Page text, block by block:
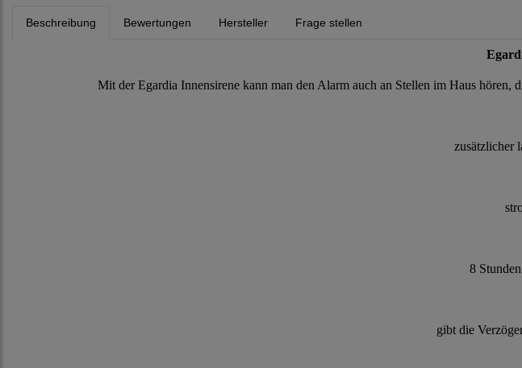
Beschreibung Bewertungen Hersteller Frage stellen
Mit der Egardia Innensirene kann man den Alarm auch an Stellen im Haus
zusätzlicher
8
gibt die